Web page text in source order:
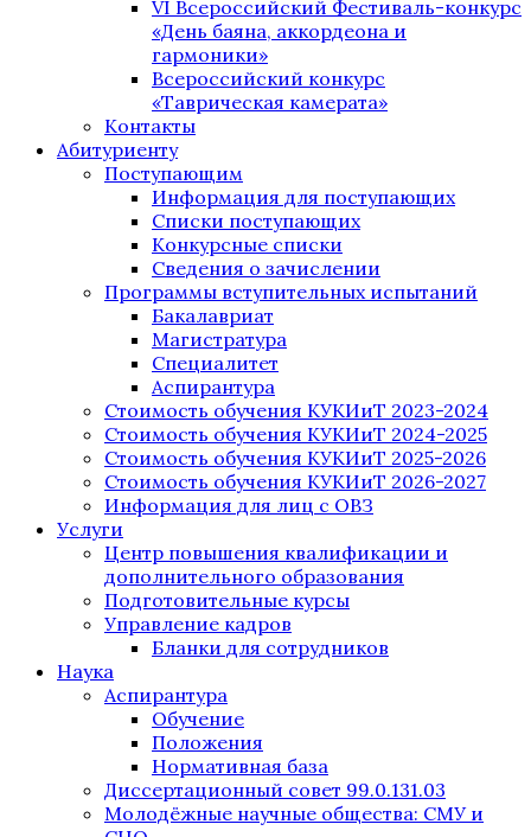
VI Всероссийский Фестиваль-конкурс
«День баяна, аккордеона и
гармоники»
Всероссийский конкурс
«Таврическая камерата»
Контакты
Абитуриенту
Поступающим
Информация для поступающих
Списки поступающих
Конкурсные списки
Сведения о зачислении
Программы вступительных испытаний
Бакалавриат
Магистратура
Специалитет
Аспирантура
Стоимость обучения КУКИиТ 2023-2024
Стоимость обучения КУКИиТ 2024-2025
Стоимость обучения КУКИиТ 2025-2026
Стоимость обучения КУКИиТ 2026-2027
Информация для лиц с ОВЗ
Услуги
Центр повышения квалификации и
дополнительного образования
Подготовительные курсы
Управление кадров
Бланки для сотрудников
Наука
Аспирантура
Обучение
Положения
Нормативная база
Диссертационный совет 99.0.131.03
Молодёжные научные общества: СМУ и